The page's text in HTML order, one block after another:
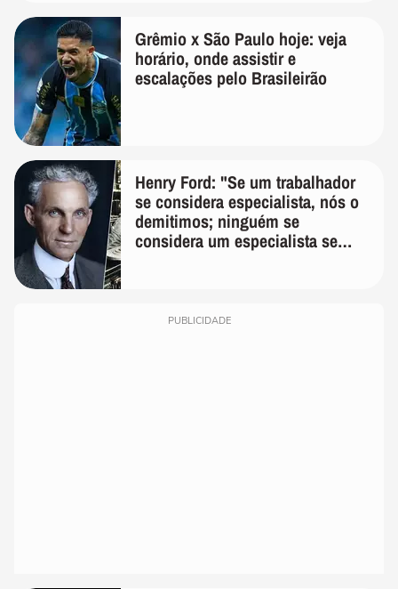
Grêmio x São Paulo hoje: veja
horário, onde assistir e
escalações pelo Brasileirão
Henry Ford: "Se um trabalhador
se considera especialista, nós o
demitimos; ninguém se
considera um especialista se
PUBLICIDADE